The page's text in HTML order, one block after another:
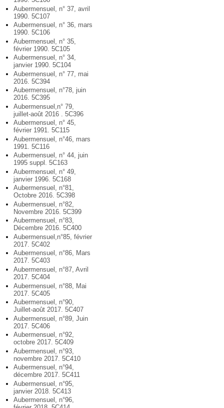
Aubermensuel, n° 37, avril
1990. 5C107
Aubermensuel, n° 36, mars
1990. 5C106
Aubermensuel, n° 35,
février 1990. 5C105
Aubermensuel, n° 34,
janvier 1990. 5C104
Aubermensuel, n° 77, mai
2016. 5C394
Aubermensuel, n°78, juin
2016. 5C395
Aubermensuel,n° 79,
juillet-août 2016 . 5C396
Aubermensuel, n° 45,
février 1991. 5C115
Aubermensuel, n°46, mars
1991. 5C116
Aubermensuel, n° 44, juin
1995 suppl. 5C163
Aubermensuel, n° 49,
janvier 1996. 5C168
Aubermensuel, n°81,
Octobre 2016. 5C398
Aubermensuel, n°82,
Novembre 2016. 5C399
Aubermensuel, n°83,
Décembre 2016. 5C400
Aubermensuel,n°85, février
2017. 5C402
Aubermensuel, n°86, Mars
2017. 5C403
Aubermensuel, n°87, Avril
2017. 5C404
Aubermensuel, n°88, Mai
2017. 5C405
Aubermensuel, n°90,
Juillet-août 2017. 5C407
Aubermensuel, n°89, Juin
2017. 5C406
Aubermensuel, n°92,
octobre 2017. 5C409
Aubermensuel, n°93,
novembre 2017. 5C410
Aubermensuel, n°94,
décembre 2017. 5C411
Aubermensuel, n°95,
janvier 2018. 5C413
Aubermensuel, n°96,